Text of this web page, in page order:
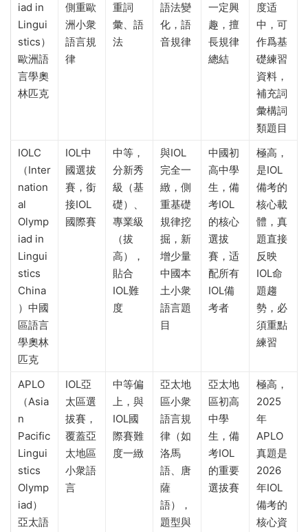
iad in
Lingui
stics）
歐洲語
言學奧
林匹克
側重歐
洲小衆
語言規
律
重詞
彙、語
法
語法變
化，語
音規律
一定興
趣，擅
長規律
總結
度适
中，可
作爲基
礎練習
資料，
補充詞
彙構詞
類題目
IOLC
（Inter
nation
al
Olymp
iad in
Lingui
stics
China
）中國
區語言
學奧林
匹克
IOL中
國選拔
賽，銜
接IOL
國際賽
中等，
分新秀
級（基
礎）、
專業級
（拔
高），
貼合
IOL難
度
與IOL
完全一
緻，側
重基礎
規律挖
掘，新
增少量
中國本
土小衆
語言題
目
中國初
高中學
生，備
考IOL
的核心
選拔
賽，适
配所有
IOL備
考者
極高，
是IOL
備考的
核心載
體，真
題直接
反映
IOL命
題趨
勢，必
須重點
練習
APLO
（Asia
n
Pacific
Lingui
stics
Olymp
iad）
亞太語
IOL亞
太區選
拔賽，
覆蓋亞
太地區
小衆語
言
中等偏
上，與
IOL國
際賽難
度一緻
亞太地
區小衆
語言規
律（如
洛馬
語、唐
薩
語），
題型與
亞太地
區初高
中學
生，備
考IOL
的重要
選拔賽
極高，
2025
年
APLO
真題是
2026
年IOL
備考的
核心資